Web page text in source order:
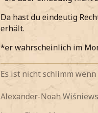
Da hast du eindeutig
erhält.
*er wahrscheinlich im
Es ist nicht schlimm
Alexander-Noah